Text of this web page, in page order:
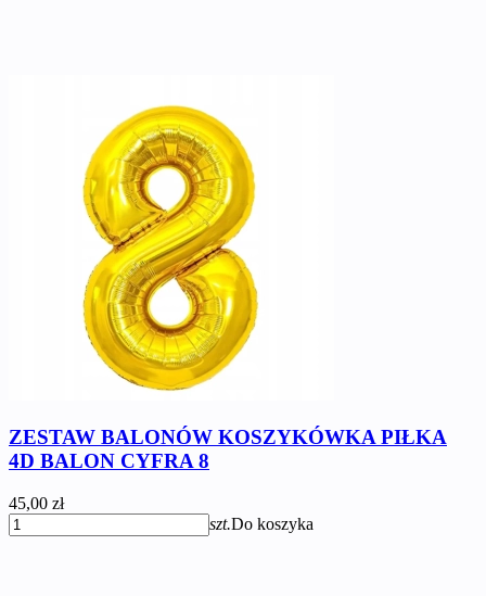
ZESTAW BALONÓW KOSZYKÓWKA PIŁKA
4D BALON CYFRA 8
45,00 zł
szt.Do koszyka